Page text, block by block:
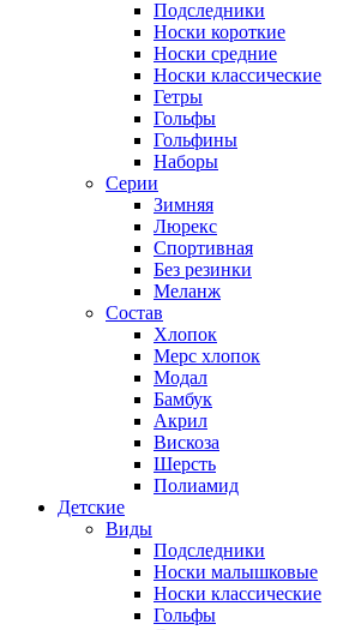
Подследники
Носки короткие
Носки средние
Носки классические
Гетры
Гольфы
Гольфины
Наборы
Серии
Зимняя
Люрекс
Спортивная
Без резинки
Меланж
Состав
Хлопок
Мерс хлопок
Модал
Бамбук
Акрил
Вискоза
Шерсть
Полиамид
Детские
Виды
Подследники
Носки малышковые
Носки классические
Гольфы